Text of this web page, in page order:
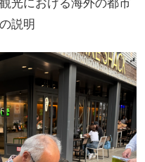
光における海外の都市
説明